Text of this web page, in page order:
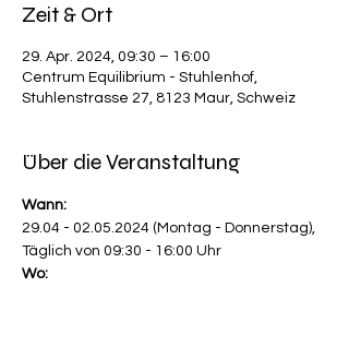
Zeit & Ort
29. Apr. 2024, 09:30 – 16:00
Centrum Equilibrium - Stuhlenhof,
Stuhlenstrasse 27, 8123 Maur, Schweiz
Über die Veranstaltung
Wann:
29.04 - 02.05.2024 (Montag - Donnerstag),
Täglich von 09:30 - 16:00 Uhr
Wo: